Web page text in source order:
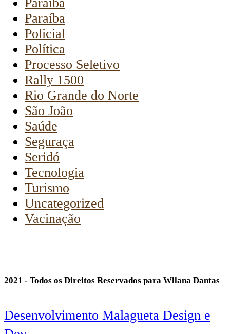
Paraíba
Policial
Política
Processo Seletivo
Rally 1500
Rio Grande do Norte
São João
Saúde
Seguraça
Seridó
Tecnologia
Turismo
Uncategorized
Vacinação
2021 - Todos os Direitos Reservados para Wllana Dantas
Desenvolvimento Malagueta Design e